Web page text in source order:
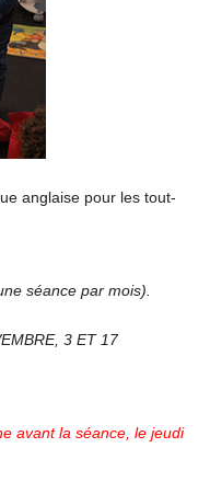
anglaise pour les tout-
séance par mois).
3 ET 17
avant la séance, le jeudi